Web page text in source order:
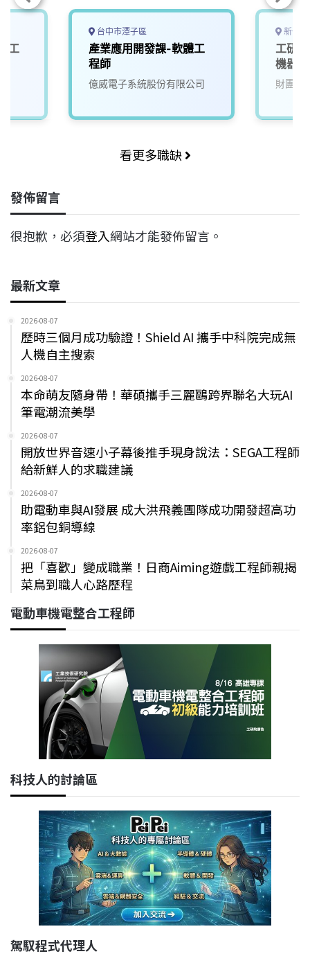
工
台中市潭子區
產業應用開發課-軟體工
程師
億威電子系統股份有限公司
新竹
工研
機器
財團法
看更多職缺
發佈留言
很抱歉，必須登入網站才能發佈留言。
最新文章
2026-08-07
歷時三個月成功驗證！Shield AI 攜手中科院完成無
人機自主搜索
2026-08-07
本命萌友隨身帶！華碩攜手三麗鷗跨界聯名大玩AI
筆電潮流美學
2026-08-07
開放世界音速小子幕後推手現身說法：SEGA工程師
給新鮮人的求職建議
2026-08-07
助電動車與AI發展 成大洪飛義團隊成功開發超高功
率鋁包銅導線
2026-08-07
把「喜歡」變成職業！日商Aiming遊戲工程師親揭
菜鳥到職人心路歷程
電動車機電整合工程師
科技人的討論區
駕馭程式代理人